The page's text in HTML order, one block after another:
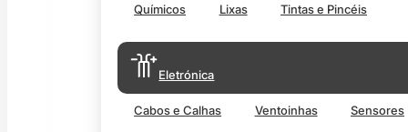
Químicos Lixas Tintas e Pincéis
Eletrónica
Cabos e Calhas Ventoinhas Sensores